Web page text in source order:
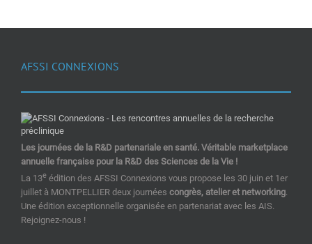
AFSSI CONNEXIONS
Les journées de la R&D partenariale en santé. Véritable marketplace
annuelle française pour la R&D des Sciences de la Vie !
La 13e édition des AFSSI Connexions vous propose les 30 juin et 1er
juillet à MONTPELLIER deux journées congrès, atelier et networking.
Une édition exceptionnelle organisée en partenariat avec les AIS.
Rejoignez-nous !